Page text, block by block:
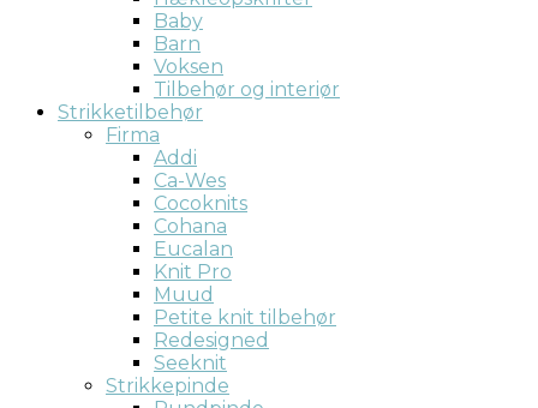
Baby
Barn
Voksen
Tilbehør og interiør
Strikketilbehør
Firma
Addi
Ca-Wes
Cocoknits
Cohana
Eucalan
Knit Pro
Muud
Petite knit tilbehør
Redesigned
Seeknit
Strikkepinde